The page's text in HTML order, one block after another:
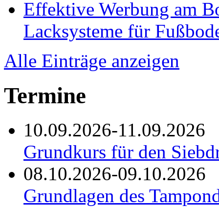
Effektive Werbung am
Lacksysteme für
Alle Einträge anzeigen
Termine
10.09.2026-11.09.2026
Grundkurs für den
08.10.2026-09.10.2026
Grundlagen des